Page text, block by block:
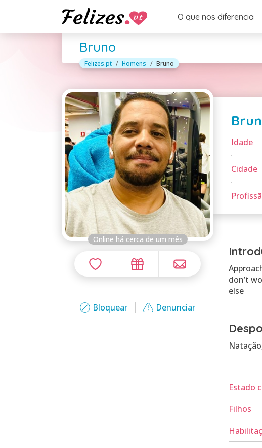
O que nos diferencia
Bruno
Felizes.pt Homens Bruno
Online há cerca de um mês
Bloquear Denunciar
Idade
Cidade
don’t
else
Estado
Filhos